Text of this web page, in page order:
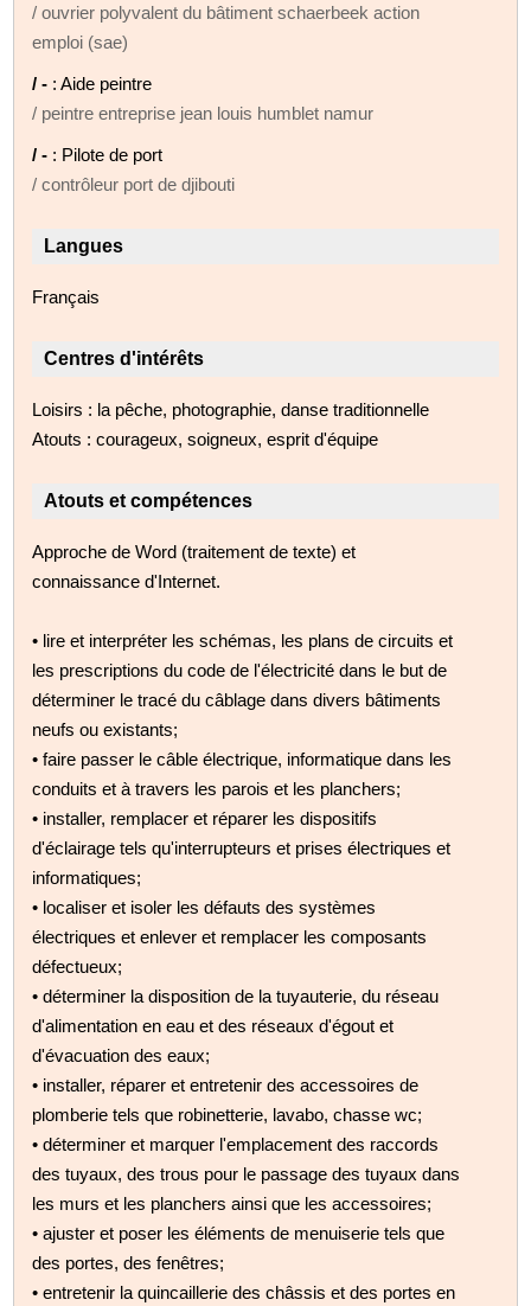
/ ouvrier polyvalent du bâtiment schaerbeek action
emploi (sae)
/ - : Aide peintre
/ peintre entreprise jean louis humblet namur
/ - : Pilote de port
/ contrôleur port de djibouti
Langues
Français
Centres d'intérêts
Loisirs : la pêche, photographie, danse traditionnelle
Atouts : courageux, soigneux, esprit d'équipe
Atouts et compétences
Approche de Word (traitement de texte) et
connaissance d'Internet.
• lire et interpréter les schémas, les plans de circuits et
les prescriptions du code de l'électricité dans le but de
déterminer le tracé du câblage dans divers bâtiments
neufs ou existants;
• faire passer le câble électrique, informatique dans les
conduits et à travers les parois et les planchers;
• installer, remplacer et réparer les dispositifs
d'éclairage tels qu'interrupteurs et prises électriques et
informatiques;
• localiser et isoler les défauts des systèmes
électriques et enlever et remplacer les composants
défectueux;
• déterminer la disposition de la tuyauterie, du réseau
d'alimentation en eau et des réseaux d'égout et
d'évacuation des eaux;
• installer, réparer et entretenir des accessoires de
plomberie tels que robinetterie, lavabo, chasse wc;
• déterminer et marquer l'emplacement des raccords
des tuyaux, des trous pour le passage des tuyaux dans
les murs et les planchers ainsi que les accessoires;
• ajuster et poser les éléments de menuiserie tels que
des portes, des fenêtres;
• entretenir la quincaillerie des châssis et des portes en